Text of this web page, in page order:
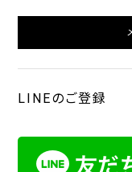
LINEのご登録